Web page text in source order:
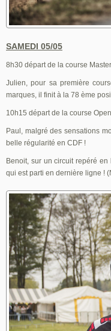
SAMEDI 05/05
8h30 départ de la course
Julien, pour sa première
marques, il finit à la 78 ème
10h15 départ de la course
Paul, malgré des sensations
belle régularité en CDF !
Benoit, sur un circuit repéré
qui est parti en dernière ligne !